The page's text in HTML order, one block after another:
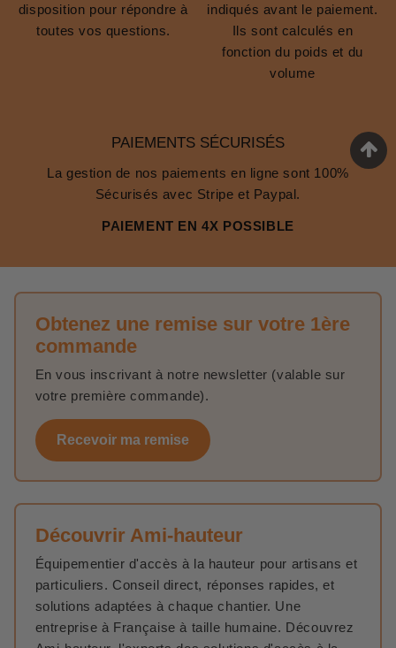
disposition pour répondre à
toutes vos questions.
indiqués avant le paiement.
Ils sont calculés en
fonction du poids et du
volume
PAIEMENTS SÉCURISÉS
La gestion de nos paiements en ligne sont 100%
Sécurisés avec Stripe et Paypal.
PAIEMENT EN 4X POSSIBLE
Obtenez une remise sur votre 1ère
commande
En vous inscrivant à notre newsletter (valable sur
votre première commande).
Recevoir ma remise
Découvrir Ami-hauteur
Équipementier d'accès à la hauteur pour artisans et
particuliers. Conseil direct, réponses rapides, et
solutions adaptées à chaque chantier. Une
entreprise à Française à taille humaine. Découvrez